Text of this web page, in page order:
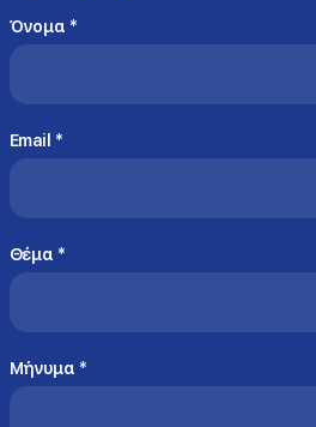
Όνομα *
Email *
Θέμα *
Μήνυμα *